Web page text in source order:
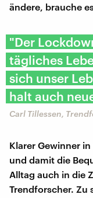
ändere, brauche
"Der
tägliches
sich unser
halt auch
Carl Tillessen,
Klarer Gewinner
und damit die
Alltag auch in die
Trendforscher. Zu